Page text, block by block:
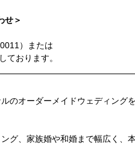
せ＞
）または
ております。
のオーダーメイドウェディング
グ、家族婚や和婚まで幅広く、